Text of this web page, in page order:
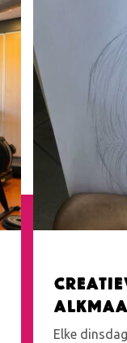
Elke